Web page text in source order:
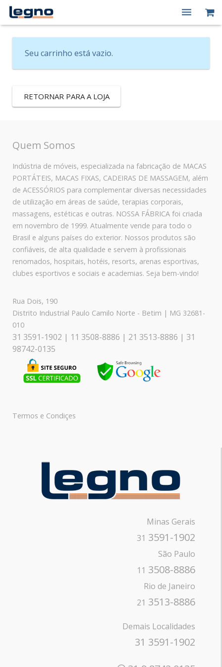
Quem Somos
Produtos
Peças de Reposição
Minha conta
Seu carrinho está vazio.
RETORNAR PARA A LOJA
Quem Somos
Indústria de móveis, especializada na fabricação de MACAS
PORTÁTEIS, MACAS FIXAS, CADEIRAS DE MASSAGEM, além
de ACESSÓRIOS para complementar diversas necessidades
de utilização em áreas de saúde, terapias corporais,
massagens, estéticas e outras. NOSSA FÁBRICA foi criada
em novembro de 1999. Atualmente vende para todo o
Brasil e alguns países do exterior. Nossos produtos são
confiáveis, de alta qualidade e servem à profissionais
renomados, hospitais, hotéis, resorts, arenas esportivas,
clubes esportivos e sociais e academias. Seja bem-vindo!
Rua Dois, 190
Distrito Industrial Paulo Camilo Norte - Betim | MG 32681-
010
31 3591-1902 | 11 3508-8886 | 21 3513-8886 | 31
98742-0135
Termos e Condiçes
Minas Gerais
31 3591-1902
São Paulo
11 3508-8886
Rio de Janeiro
21 3513-8886
Demais Localidades
31 3591-1902